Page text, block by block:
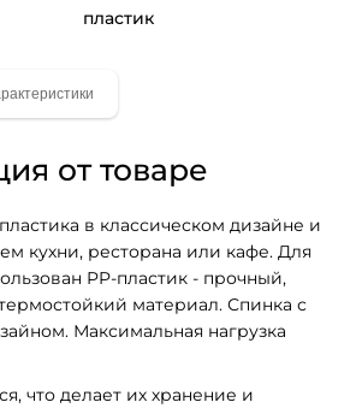
пластик
от товаре
в классическом дизайне и
кухни, ресторана или кафе. Для
PP-пластик - прочный,
материал. Спинка с
Максимальная нагрузка
что делает их хранение и